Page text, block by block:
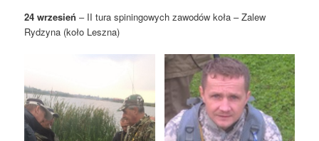
24 wrzesień – II tura spiningowych zawodów koła – Zalew
Rydzyna (koło Leszna)